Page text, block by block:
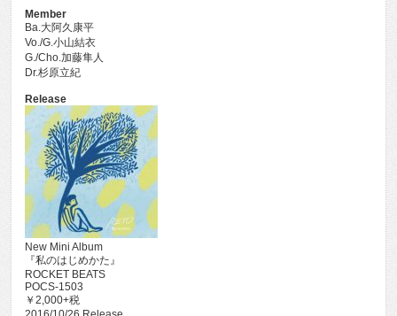
Member
Ba.大阿久康平
Vo./G.小山結衣
G./Cho.加藤隼人
Dr.杉原立紀
Release
New Mini Album
『私のはじめかた』
ROCKET BEATS
POCS-1503
￥2,000+税